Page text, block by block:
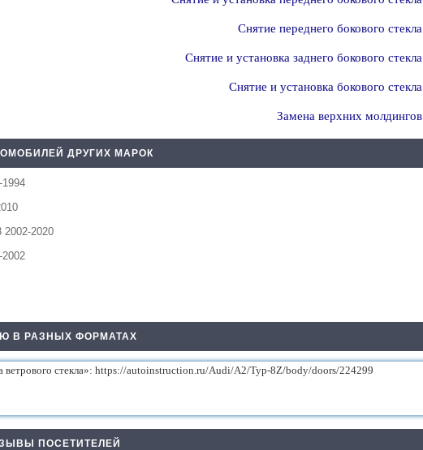
Снятие переднего бокового стекла
Снятие и установка заднего бокового стекла
Снятие и установка бокового стекла
Замена верхних молдингов
ДРУГИХ МАРОК
2020
В РАЗНЫХ ФОРМАТАХ
ПОСЕТИТЕЛЕЙ